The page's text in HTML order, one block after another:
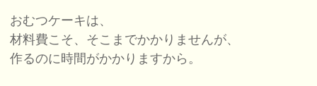
おむつケーキは、
材料費こそ、そこまでかかりませんが、
作るのに時間がかかりますから。